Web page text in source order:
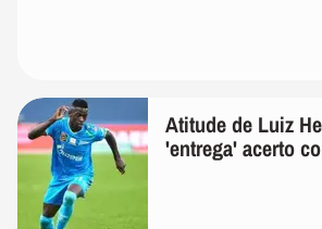
Atitude de Luiz
'entrega' acerto